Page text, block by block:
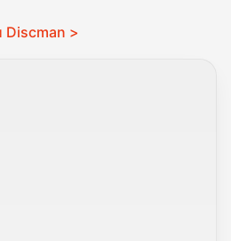
Discman >